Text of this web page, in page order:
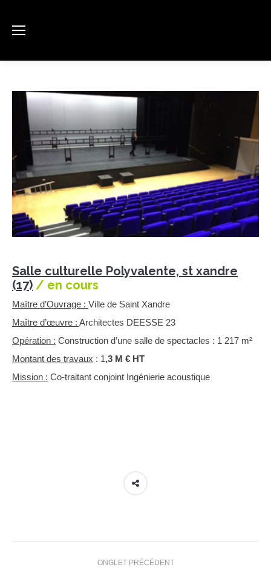
Salle culturelle Polyvalente, st xandre
(17) / en cours
Maître d’Ouvrage : Ville de Saint Xandre
Maître d’œuvre : Architectes DEESSE 23
Opération : Construction d’une salle de spectacles : 1 217 m²
Montant des travaux : 1,3 M € HT
Mission : Co-traitant conjoint Ingénierie acoustique
ONGLET PRÉCÉDENT